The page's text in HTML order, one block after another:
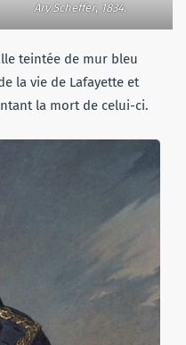
Ary Scheffer, 1834.
teintée de mur bleu
la vie de Lafayette et
la mort de celui-ci.